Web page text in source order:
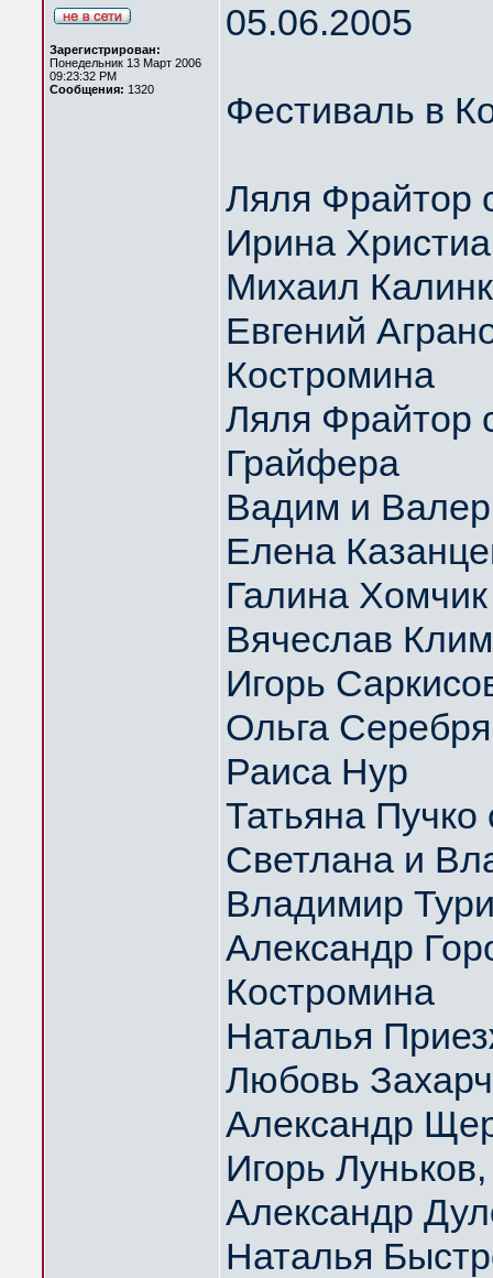
Зарегистрирован:
Понедельник 13 Март 2006
09:23:32 PM
Сообщения: 1320
05.06.2005
Фестиваль в
Ляля Фрайтор
Ирина
Михаил
Евгений
Костромина
Ляля Фрайтор
Грайфера
Вадим и
Елена
Галина Хомчик
Вячеслав
Игорь
Ольга
Раиса Нур
Татьяна Пучко
Светлана и
Владимир
Александр
Костромина
Наталья
Любовь
Александр
Игорь
Александр
Наталья